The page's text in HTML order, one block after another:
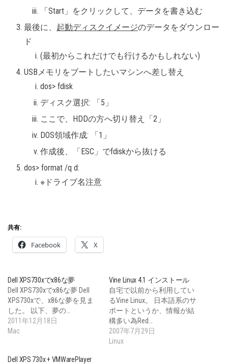
「Start」をクリックして、データを書き込む
最後に、 起動ディスクイメージのデータをダウンロー
ド
(最初からこれだけでも行けるかもしれない)
USBメモリをブートしたいマシンへ差し替え
dos> fdisk
ディスク選択: 「5」
ここで、HDDの方へ切り替え「2」
DOS領域作成: 「1」
作成後、「ESC」でfdiskから抜ける
dos> format /q d:
※ドライブ名注意
共有:
Facebook X
Dell XPS730xでx86な夢
Dell XPS730xでx86な夢 Dell
XPS730xで、x86な夢を見ま
した。 以下、夢の…
2011年12月18日
Mac
Vine Linux 4.1 インストール
自宅で以前から利用してい
るVine Linux。 日本語系のサ
ポートというか、情報が結
構多い為Red…
2007年7月29日
Linux
Dell XPS 730x + VMWarePlayer